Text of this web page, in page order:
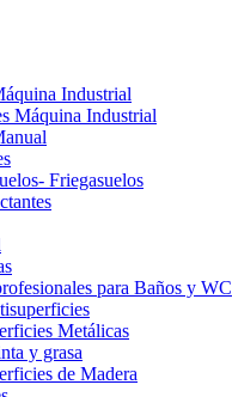
Industrial
Máquina Industrial
Friegasuelos
para Baños y WC
Metálicas
y grasa
de Madera